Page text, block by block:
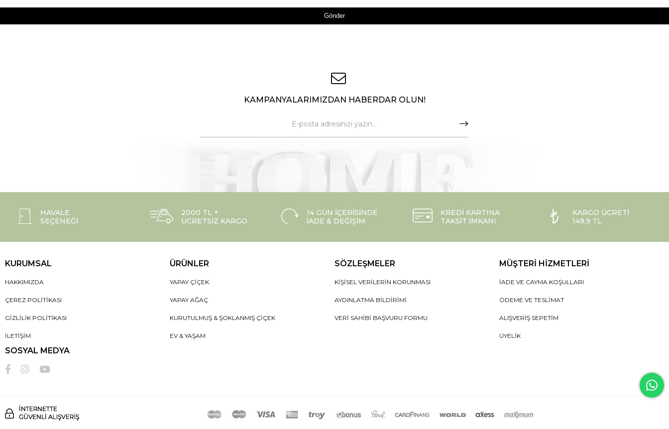
Gönder
KAMPANYALARIMIZDAN HABERDAR OLUN!
HAVALE
SEÇENEĞI
2000 TL +
ÜCRETSIZ KARGO
14 GÜN İÇERISINDE
İADE & DEĞIŞIM
KREDI KARTINA
TAKSIT İMKANI
KARGO ÜCRETI
149,9 TL
KURUMSAL
HAKKIMIZDA
ÇEREZ POLITIKASI
GIZLILIK POLITIKASI
İLETIŞIM
ÜRÜNLER
YAPAY ÇIÇEK
YAPAY AĞAÇ
KURUTULMUŞ & ŞOKLANMIŞ ÇIÇEK
EV & YAŞAM
SÖZLEŞMELER
KIŞISEL VERILERIN KORUNMASI
AYDINLATMA BILDIRIMI
VERI SAHIBI BAŞVURU FORMU
MÜŞTERI HIZMETLERI
İADE VE CAYMA KOŞULLARI
ÖDEME VE TESLIMAT
ALIŞVERIŞ SEPETIM
ÜYELIK
SOSYAL MEDYA